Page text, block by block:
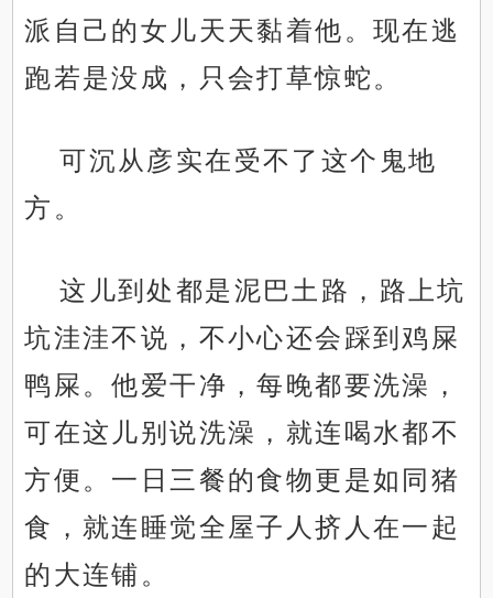
派自己的女儿天天黏着他。现在逃
跑若是没成，只会打草惊蛇。
可沉从彦实在受不了这个鬼地
方。
这儿到处都是泥巴土路，路上坑
坑洼洼不说，不小心还会踩到鸡屎
鸭屎。他爱干净，每晚都要洗澡，
可在这儿别说洗澡，就连喝水都不
方便。一日三餐的食物更是如同猪
食，就连睡觉全屋子人挤人在一起
的大连铺。